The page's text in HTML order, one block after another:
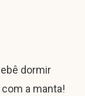
dormir
a manta!